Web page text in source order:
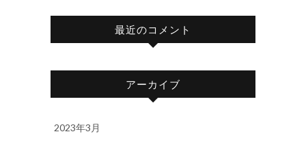
最近のコメント
アーカイブ
2023年3月